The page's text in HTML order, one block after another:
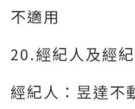
不適用
20.經紀人及經
經紀人：昱達不